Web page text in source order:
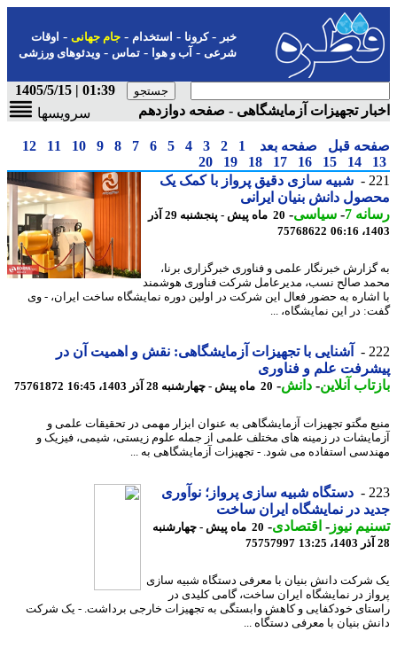
-کرونا-استخدام- جام جهانی-اوقات
شرعی-آب و هوا-تماس-ویدئوهای ورزشی
01:39 | 1405/5/15
تجهیزات آزمایشگاهی - صفحه دوازدهم
سرویسها
قبل صفحه بعد 1
2
3
4
5
6
7
8
9
10
11
12
14
15
16
17
18
19
20
شبیه سازی دقیق پرواز با کمک یک
دانش بنیان ایرانی
7
-سیاسی-
20 ماه پیش - پنجشنبه 29 آذر
75768622
خبرنگار علمی و فناوری خبرگزاری برنا،
صالح نسب، مدیرعامل شرکت فناوری هوشمند
به حضور فعال این شرکت در اولین دوره نمایشگاه ساخت ایران، - وی
در این نمایشگاه، ...
آشنایی با تجهیزات آزمایشگاهی: نقش و اهمیت آن در
علم و فناوری
آنلاین-دانش -20 ماه پیش - چهارشنبه 28 آذر 1403، 16:45 75761872
مگتو تجهیزات آزمایشگاهی به عنوان ابزار مهمی در تحقیقات علمی و
در زمینه های مختلف علمی از جمله علوم زیستی، شیمی، فیزیک و
استفاده می شود. - تجهیزات آزمایشگاهی به ...
دستگاه شبیه سازی پرواز؛ نوآوری
در نمایشگاه ایران ساخت
نیوز-اقتصادی-
20 ماه پیش - چهارشنبه
75757997
دانش بنیان با معرفی دستگاه شبیه سازی
در نمایشگاه ایران ساخت، گامی کلیدی در
خودکفایی و کاهش وابستگی به تجهیزات خارجی برداشت. - یک شرکت
بنیان با معرفی دستگاه ...